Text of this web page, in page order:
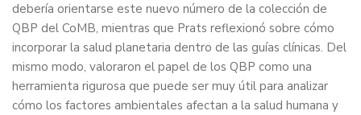
debería orientarse este nuevo número de la colección de
QBP del CoMB, mientras que Prats reflexionó sobre cómo
incorporar la salud planetaria dentro de las guías clínicas. Del
mismo modo, valoraron el papel de los QBP como una
herramienta rigurosa que puede ser muy útil para analizar
cómo los factores ambientales afectan a la salud humana y